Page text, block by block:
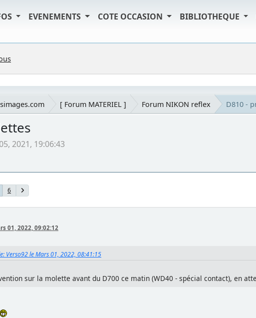
EVENEMENTS COTE OCCASION BIBLIOTHEQUE
[ Forum MATERIEL ] Forum NIKON reflex D810 -
2021, 19:06:43
6
01, 2022, 09:02:12
Verso92 le Mars 01, 2022, 08:41:15
sur la molette avant du D700 ce matin (WD40 - spécial contact), en